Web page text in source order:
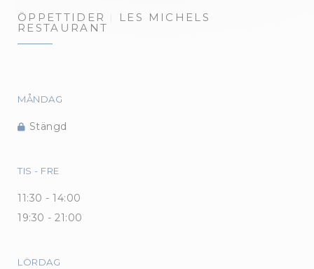
ÖPPETTIDER LES MICHELS
RESTAURANT
MÅNDAG
Stängd
TIS - FRE
11:30 - 14:00
19:30 - 21:00
LÖRDAG